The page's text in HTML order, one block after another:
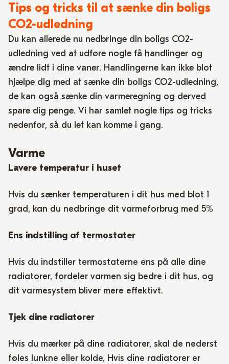
Tips og tricks til at sænke din boligs
CO2-udledning
Du kan allerede nu nedbringe din boligs CO2-
udledning ved at udføre nogle få handlinger og
ændre lidt i dine vaner. Handlingerne kan ikke blot
hjælpe dig med at sænke din boligs CO2-udledning,
de kan også sænke din varmeregning og derved
spare dig penge. Vi har samlet nogle tips og tricks
nedenfor, så du let kan komme i gang.
Varme
Lavere temperatur i huset
Hvis du sænker temperaturen i dit hus med blot 1
grad, kan du nedbringe dit varmeforbrug med 5%
Ens indstilling af termostater
Hvis du indstiller termostaterne ens på alle dine
radiatorer, fordeler varmen sig bedre i dit hus, og
dit varmesystem bliver mere effektivt.
Tjek dine radiatorer
Hvis du mærker på dine radiatorer, skal de nederst
føles lunkne eller kolde, Hvis dine radiatorer er